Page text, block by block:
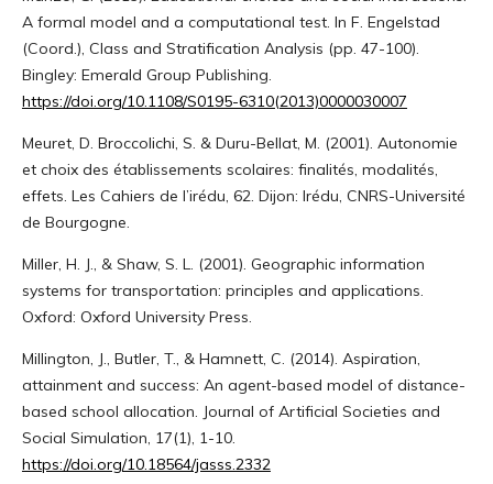
A formal model and a computational test. In F. Engelstad
(Coord.), Class and Stratification Analysis (pp. 47-100).
Bingley: Emerald Group Publishing.
https://doi.org/10.1108/S0195-6310(2013)0000030007
Meuret, D. Broccolichi, S. & Duru-Bellat, M. (2001). Autonomie
et choix des établissements scolaires: finalités, modalités,
effets. Les Cahiers de l’irédu, 62. Dijon: Irédu, CNRS-Université
de Bourgogne.
Miller, H. J., & Shaw, S. L. (2001). Geographic information
systems for transportation: principles and applications.
Oxford: Oxford University Press.
Millington, J., Butler, T., & Hamnett, C. (2014). Aspiration,
attainment and success: An agent-based model of distance-
based school allocation. Journal of Artificial Societies and
Social Simulation, 17(1), 1-10.
https://doi.org/10.18564/jasss.2332